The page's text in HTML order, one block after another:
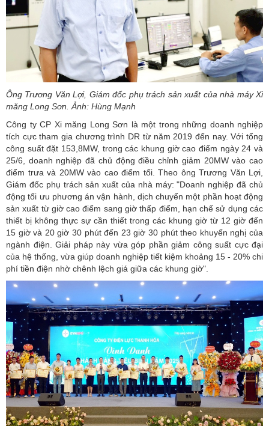
Ông Trương Văn Lợi, Giám đốc phụ trách sản xuất của nhà máy Xi
măng Long Sơn. Ảnh: Hùng Mạnh
Công ty CP Xi măng Long Sơn là một trong những doanh nghiệp
tích cực tham gia chương trình DR từ năm 2019 đến nay. Với tổng
công suất đặt 153,8MW, trong các khung giờ cao điểm ngày 24 và
25/6, doanh nghiệp đã chủ động điều chỉnh giảm 20MW vào cao
điểm trưa và 20MW vào cao điểm tối. Theo ông Trương Văn Lợi,
Giám đốc phụ trách sản xuất của nhà máy: "Doanh nghiệp đã chủ
động tối ưu phương án vận hành, dịch chuyển một phần hoạt động
sản xuất từ giờ cao điểm sang giờ thấp điểm, hạn chế sử dụng các
thiết bị không thực sự cần thiết trong các khung giờ từ 12 giờ đến
15 giờ và 20 giờ 30 phút đến 23 giờ 30 phút theo khuyến nghị của
ngành điện. Giải pháp này vừa góp phần giảm công suất cực đại
của hệ thống, vừa giúp doanh nghiệp tiết kiệm khoảng 15 - 20% chi
phí tiền điện nhờ chênh lệch giá giữa các khung giờ".